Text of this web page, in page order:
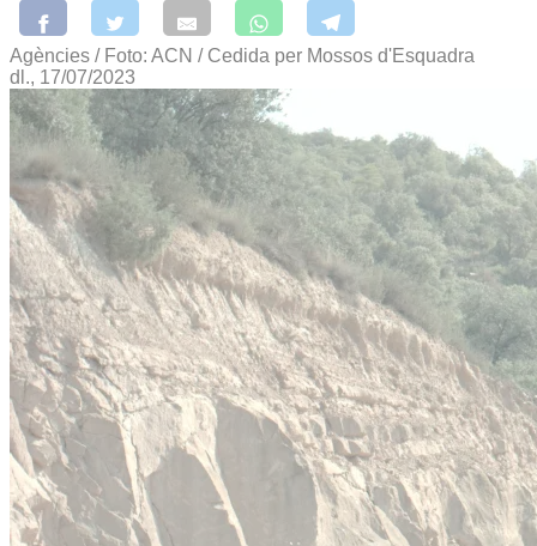
Agències / Foto: ACN / Cedida per Mossos d'Esquadra
dl., 17/07/2023